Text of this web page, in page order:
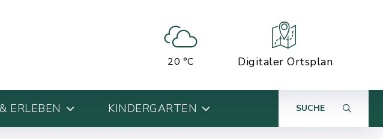
20 °C Digitaler Ortsplan
ERLEBEN KINDERGARTEN SUCHE